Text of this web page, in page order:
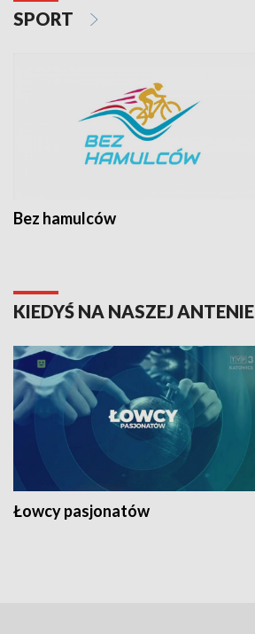
SPORT
Bez hamulców
KIEDYŚ NA NASZEJ ANTENIE
Łowcy pasjonatów